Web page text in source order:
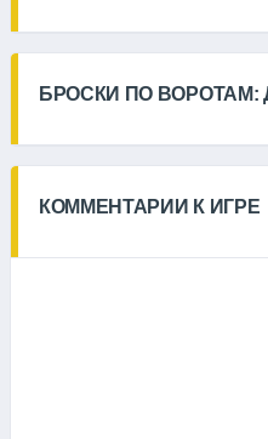
БРОСКИ ПО ВОРОТАМ:
КОММЕНТАРИИ К ИГРЕ